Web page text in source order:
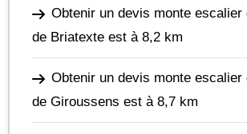
Obtenir un devis monte escalier
de Briatexte est à 8,2 km
Obtenir un devis monte escalier
de Giroussens est à 8,7 km